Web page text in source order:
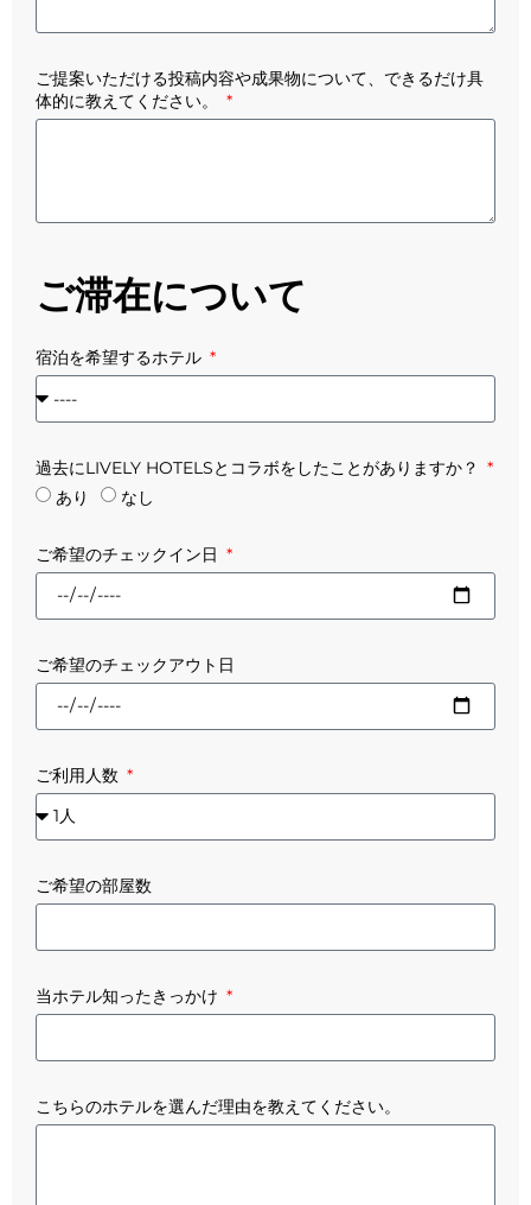
ご提案いただける投稿内容や成果物について、できるだけ具
体的に教えてください。
ご滞在について
宿泊を希望するホテル
過去にLIVELY HOTELSとコラボをしたことがありますか？
あり
なし
ご希望のチェックイン日
ご希望のチェックアウト日
ご利用人数
ご希望の部屋数
当ホテル知ったきっかけ
こちらのホテルを選んだ理由を教えてください。